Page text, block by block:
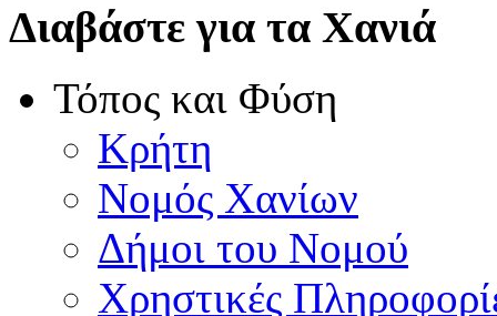
Διαβάστε για τα Χανιά
Τόπος και Φύση
Κρήτη
Νομός Χανίων
Δήμοι του Νομού
Χρηστικές